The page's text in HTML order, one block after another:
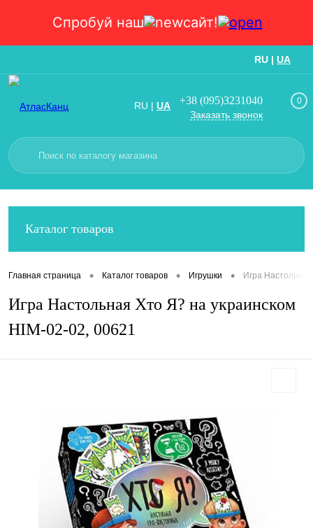
Спробуй наш сайт!
RU | UA
RU | UA +38 (095)3231040
Заказать звонок
0
Каталог товаров
Главная страница • Каталог товаров • Игрушки • Игра
Игра Настольная Хто Я? на украинском
HIM-02-02, 00621